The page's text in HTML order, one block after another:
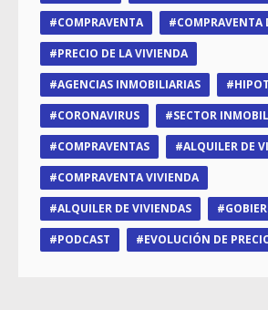
COMPRAVENTA
COMPRAVENTA
PRECIO DE LA VIVIENDA
AGENCIAS INMOBILIARIAS
CORONAVIRUS
SECTOR
COMPRAVENTAS
ALQUILER DE
COMPRAVENTA VIVIENDA
ALQUILER DE VIVIENDAS
PODCAST
EVOLUCIÓN DE